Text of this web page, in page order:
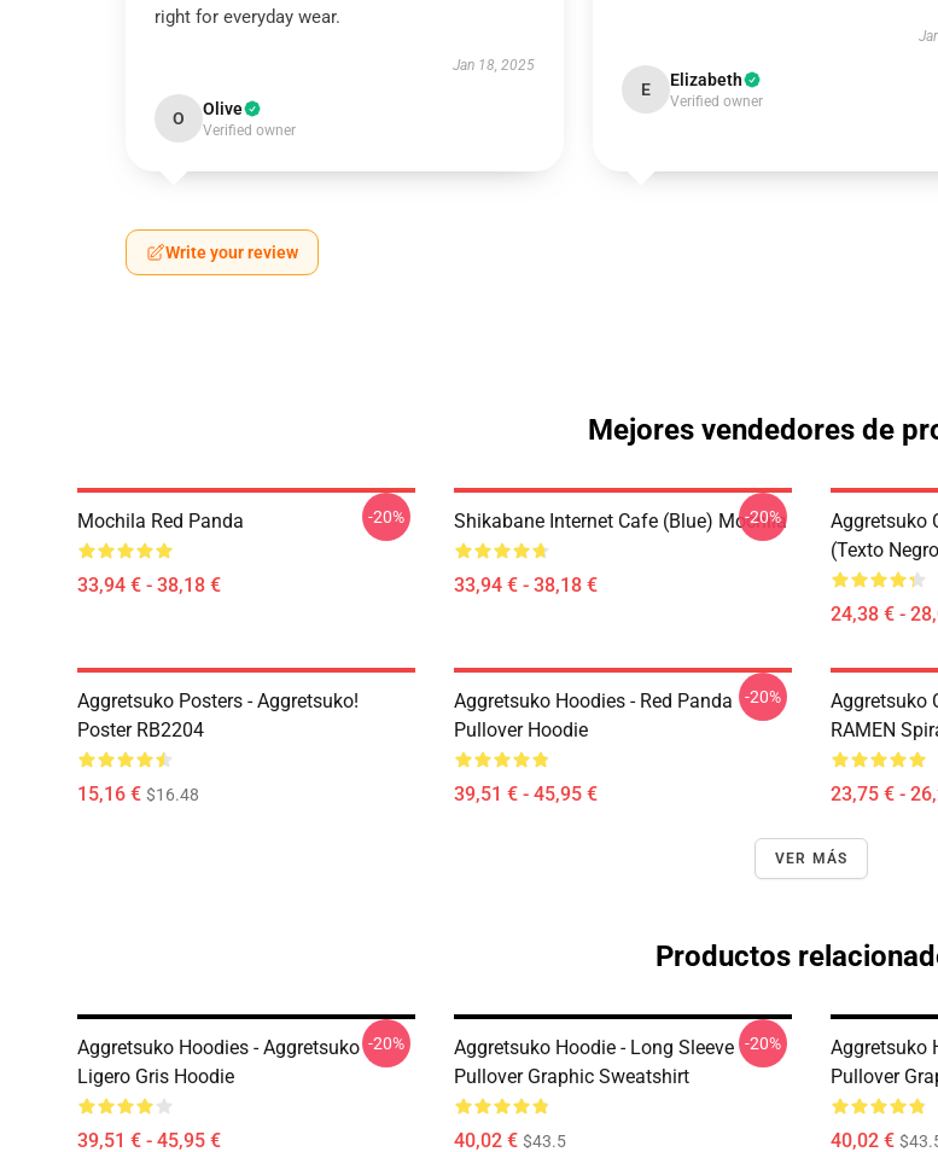
right for everyday wear.
Jan 18, 2025
O Olive
Verified owner
E Elizabeth
Verified owner
Write your review
Mejores vendedores de
Mochila Red Panda
33,94 € - 38,18 €
-20% Shikabane Internet Cafe (Blue) Mochila
33,94 € - 38,18 €
-20%
Aggretsuko
(texto
24,38 € -
Aggretsuko Posters - Aggretsuko!
Poster RB2204
15,16 € $16.48
Aggretsuko Hoodies - Red Panda
Pullover Hoodie
39,51 € - 45,95 €
-20%
Aggretsuko
RAMEN
23,75 € -
VER MÁS
Productos
Aggretsuko Hoodies - Aggretsuko
Ligero Gris Hoodie
39,51 € - 45,95 €
-20%
Aggretsuko Hoodie - Long Sleeve
Pullover Graphic Sweatshirt
40,02 € $43.5
-20%
Aggretsuko
Pullover
40,02 €